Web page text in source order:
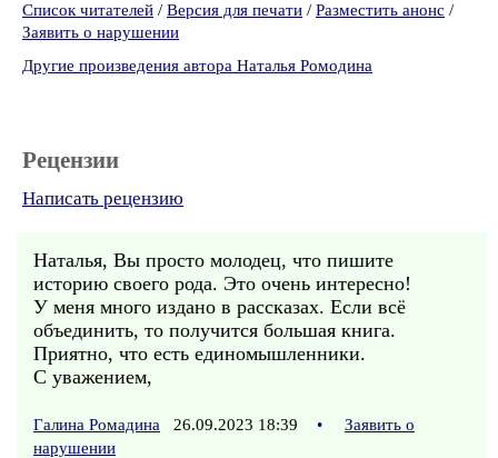
Список читателей / Версия для печати / Разместить анонс /
Заявить о нарушении
Другие произведения автора Наталья Ромодина
Рецензии
Написать рецензию
Наталья, Вы просто молодец, что пишите
историю своего рода. Это очень интересно!
У меня много издано в рассказах. Если всё
объединить, то получится большая книга.
Приятно, что есть единомышленники.
С уважением,
Галина Ромадина 26.09.2023 18:39 •
Заявить о
нарушении